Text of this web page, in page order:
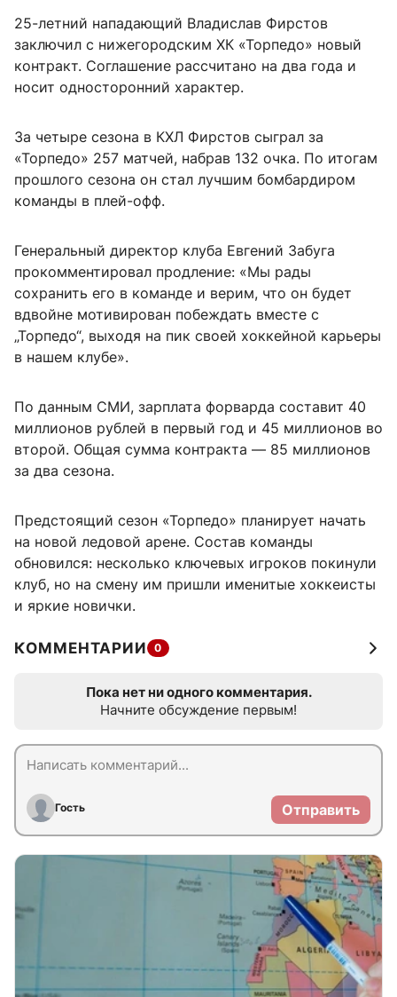
25-летний нападающий Владислав Фирстов
заключил с нижегородским ХК «Торпедо» новый
контракт. Соглашение рассчитано на два года и
носит односторонний характер.
За четыре сезона в КХЛ Фирстов сыграл за
«Торпедо» 257 матчей, набрав 132 очка. По итогам
прошлого сезона он стал лучшим бомбардиром
команды в плей-офф.
Генеральный директор клуба Евгений Забуга
прокомментировал продление: «Мы рады
сохранить его в команде и верим, что он будет
вдвойне мотивирован побеждать вместе с
„Торпедо“, выходя на пик своей хоккейной карьеры
в нашем клубе».
По данным СМИ, зарплата форварда составит 40
миллионов рублей в первый год и 45 миллионов во
второй. Общая сумма контракта — 85 миллионов
за два сезона.
Предстоящий сезон «Торпедо» планирует начать
на новой ледовой арене. Состав команды
обновился: несколько ключевых игроков покинули
клуб, но на смену им пришли именитые хоккеисты
и яркие новички.
КОММЕНТАРИИ 0
Пока нет ни одного комментария.
Начните обсуждение первым!
Гость Отправить